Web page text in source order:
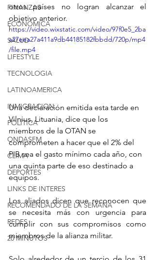
FINANZAS
ECONÓMICA
SALUD
LIFESTYLE
TECNOLOGIA
LATINOAMERICA
INMIGRACION
POLÍTICA
ONDASFM
CLIMA
DEPORTES
LINKS DE INTERES
RECOMENDADO DE LA SEMANA
REDES
20 MINUTOS
otros países no logran alcanzar el
objetivo anterior.
https://video.wixstatic.com/video/97f0e5_2ba
a27eea27a411a9db44185182fbbdd/720p/mp4
/file.mp4
Una declaración emitida esta tarde en
Vilnius, Lituania, dice que los
miembros de la OTAN se
comprometen a hacer que el 2% del
PIB sea el gasto mínimo cada año, con
una quinta parte de eso destinado a
equipos.
Los aliados dicen que reconocen que
se necesita más con urgencia para
cumplir con sus compromisos como
miembros de la alianza militar.